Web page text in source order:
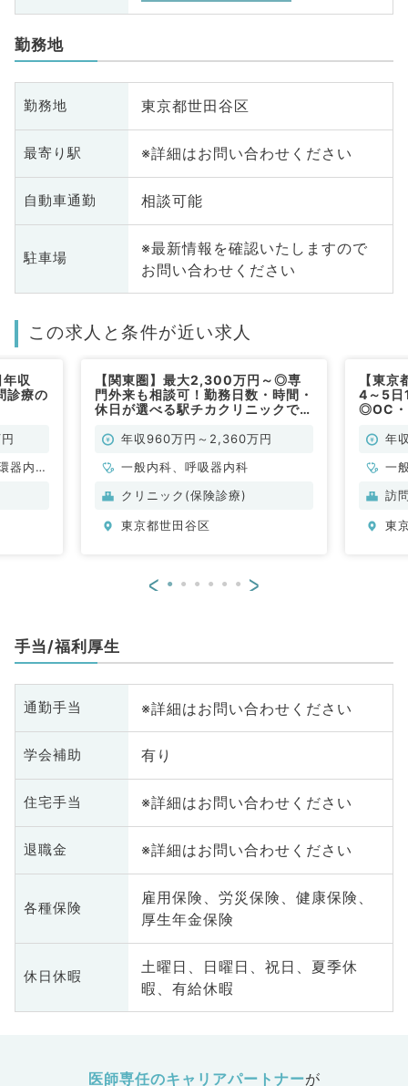
勤務地
勤務地 東京都世田谷区
最寄り駅 ※詳細はお問い合わせください
自動車通勤 相談可能
駐車場
※最新情報を確認いたしますので
お問い合わせください
この求人と条件が近い求人
収
診療の
器内
【関東圏】最大2,300万円～◎専
門外来も相談可！勤務日数・時間・
休日が選べる駅チカクリニックで外
年収960万円～2,360万円
一般内科、呼吸器内科
クリニック(保険診療)
東京都世田谷区
【東
4～5
◎OC・
ス充年
一
訪
東
< >
手当/福利厚生
通勤手当 ※詳細はお問い合わせください
学会補助 有り
住宅手当 ※詳細はお問い合わせください
退職金 ※詳細はお問い合わせください
各種保険
雇用保険、労災保険、健康保険、
厚生年金保険
休日休暇
土曜日、日曜日、祝日、夏季休
暇、有給休暇
医師専任のキャリアパートナーが